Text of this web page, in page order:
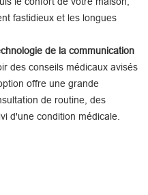
fastidieux et les longues
de la communication
des conseils médicaux avisés
offre une grande
de routine, des
d'une condition médicale.